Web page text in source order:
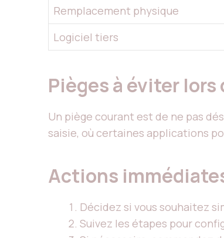
Remplacement physique
Logiciel tiers
Pièges à éviter
Un piège courant est de ne pas
saisie, où certaines applications
Actions
Décidez si vous souhaitez
Suivez les étapes pour